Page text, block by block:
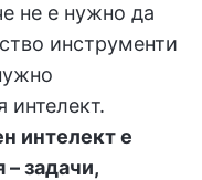
не е нужно да
инструменти
интелект.
интелект е
– задачи,